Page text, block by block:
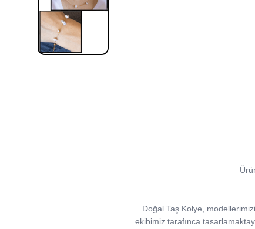
Doğal Taş Kolye,
ekibimiz tarafınca